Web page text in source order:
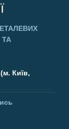
ТА
Київ,